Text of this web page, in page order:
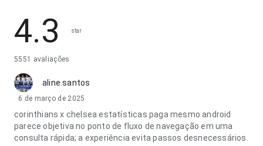
4.3 star
5551 avaliações
aline.santos
6 de março de 2025
corinthians x chelsea estatísticas paga mesmo android
parece objetiva no ponto de fluxo de navegação em uma
consulta rápida; a experiência evita passos desnecessários.